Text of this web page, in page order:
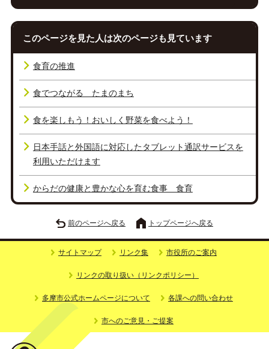
このページを見た人は次のページも見ています
食育の推進
食でつながる たまのまち
食を楽しもう！おいしく野菜を食べよう！
日本手話と外国語に対応したタブレット通訳サービスを
利用いただけます
からだの健康と豊かな心を育む食事 食育
前のページへ戻る トップページへ戻る
サイトマップ リンク集 市役所のご案内
リンクの取り扱い（リンクポリシー）
多摩市公式ホームページについて 各課への問い合わせ
市へのご意見・ご提案